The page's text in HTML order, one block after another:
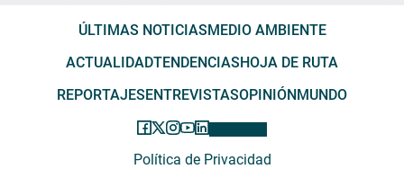
ÚLTIMAS NOTICIASMEDIO AMBIENTE
ACTUALIDADTENDENCIASHOJA DE RUTA
REPORTAJESENTREVISTASOPINIÓNMUNDO
Política de Privacidad